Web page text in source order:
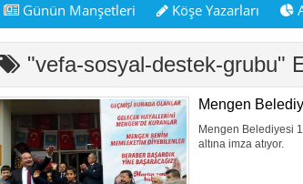
Günün Manşetleri Köşe Yazarları
"vefa-sosyal-destek-grubu"
Mengen
Mengen Belediyesi
altına imza atıyor.